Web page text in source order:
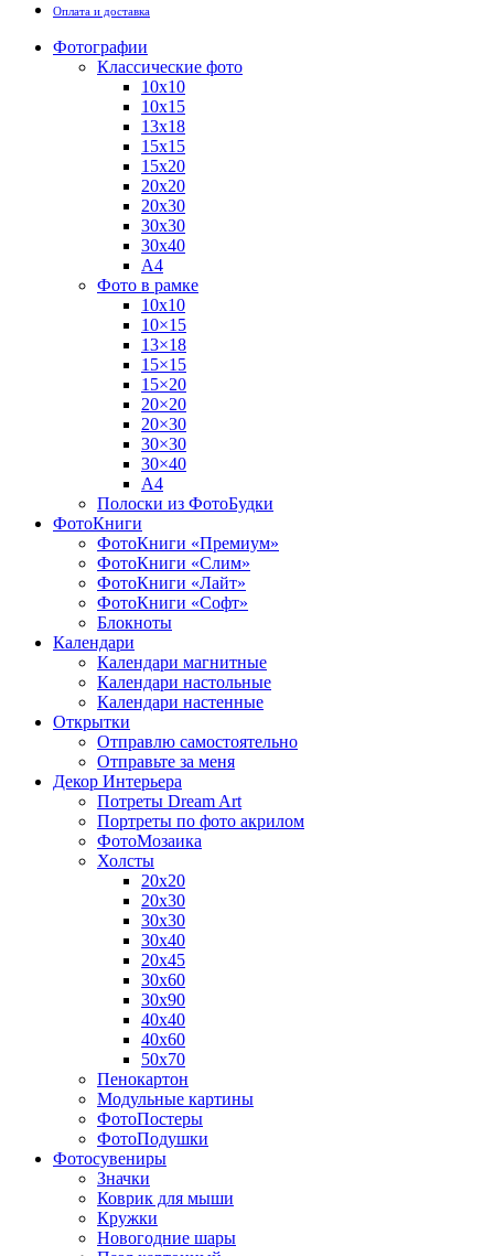
Оплата и доставка
Фотографии
Классические фото
10х10
10х15
13х18
15х15
15х20
20х20
20х30
30х30
30х40
А4
Фото в рамке
10х10
10×15
13×18
15×15
15×20
20×20
20×30
30×30
30×40
A4
Полоски из ФотоБудки
ФотоКниги
ФотоКниги «Премиум»
ФотоКниги «Слим»
ФотоКниги «Лайт»
ФотоКниги «Софт»
Блокноты
Календари
Календари магнитные
Календари настольные
Календари настенные
Открытки
Отправлю самостоятельно
Отправьте за меня
Декор Интерьера
Потреты Dream Art
Портреты по фото акрилом
ФотоМозаика
Холсты
20х20
20х30
30х30
30х40
20х45
30х60
30х90
40х40
40х60
50х70
Пенокартон
Модульные картины
ФотоПостеры
ФотоПодушки
Фотоcувениры
Значки
Коврик для мыши
Кружки
Новогодние шары